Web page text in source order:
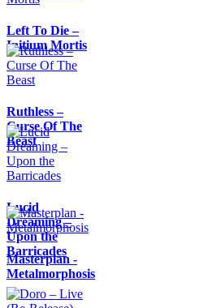
Left To Die –
Initium Mortis
Ruthless –
Curse Of The
Beast
Lucid
Dreaming –
Upon the
Barricades
Masterplan -
Metalmorphosis